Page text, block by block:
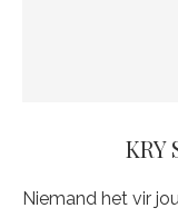
KRY
Niemand het vir